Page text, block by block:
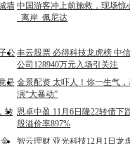
墙 中国游客冲上前施救，现场惊
_离岸_佩尼达
公丰云股票 必得科技龙虎榜 中
公司128940万元入场引关注
是 金景配资 太吓人！你一生气
演“大暴动”
转 恩卓中盈 11月6日隆22转债下
股溢价率897%
智云理财 亚光科技12月1日龙